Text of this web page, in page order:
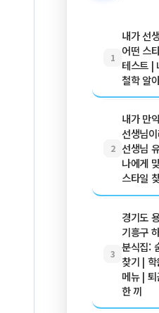
1
내가 선
어떤 스
테스트 |
철학 알
2
내가 만
선생님
선생님
나에게
스타일
3
경기도
기흥구
분식집:
찾기 |
메뉴 |
한 끼